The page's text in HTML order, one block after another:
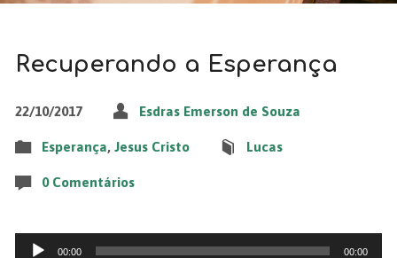
Recuperando a Esperança
22/10/2017 Esdras Emerson de Souza
Esperança, Jesus Cristo Lucas
0 Comentários
Tocador00:00 00:00